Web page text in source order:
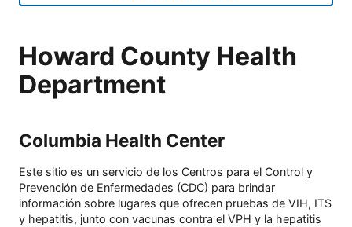
Howard County Health
Department
Columbia Health Center
Este sitio es un servicio de los Centros para el Control y
Prevención de Enfermedades (CDC) para brindar
información sobre lugares que ofrecen pruebas de VIH, ITS
y hepatitis, junto con vacunas contra el VPH y la hepatitis